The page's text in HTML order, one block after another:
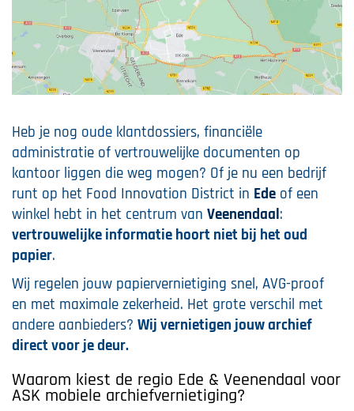
Heb je nog oude klantdossiers, financiële
administratie of vertrouwelijke documenten op
kantoor liggen die weg mogen? Of je nu een bedrijf
runt op het Food Innovation District in Ede of een
winkel hebt in het centrum van Veenendaal:
vertrouwelijke informatie hoort niet bij het oud
papier.
Wij regelen jouw papiervernietiging snel, AVG-proof
en met maximale zekerheid. Het grote verschil met
andere aanbieders? Wij vernietigen jouw archief
direct voor je deur.
Waarom kiest de regio Ede & Veenendaal voor
ASK mobiele archiefvernietiging?